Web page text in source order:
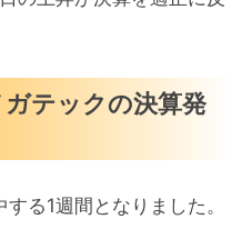
テックの決算発
る1週間となりました。